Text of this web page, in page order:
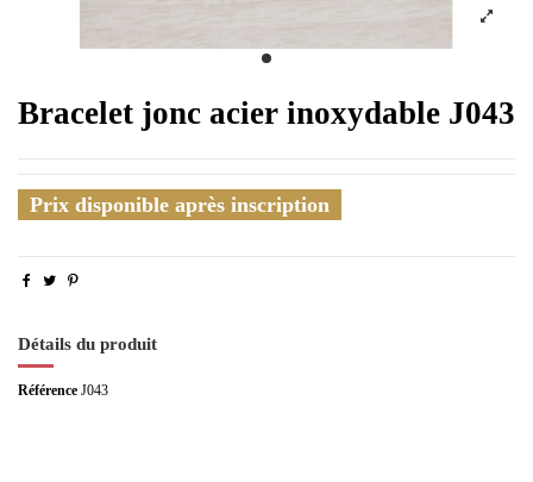
Bracelet jonc acier inoxydable J043
Prix disponible après inscription
Détails du produit
Référence J043